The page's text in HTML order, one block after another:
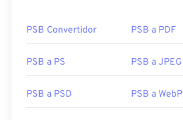
PSB Convertidor PSB a PDF
PSB a PS PSB a JPEG
PSB a PSD PSB a WebP